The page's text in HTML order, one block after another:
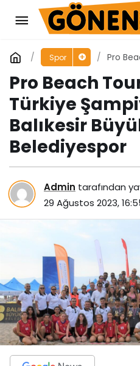
Spor
Pro
Pro Beach
Türkiye
Balıkesir
Belediyespor
Admin tarafından
29 Ağustos 2023,